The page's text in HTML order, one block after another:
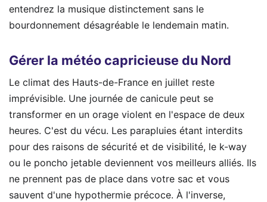
entendrez la musique distinctement sans le
bourdonnement désagréable le lendemain matin.
Gérer la météo capricieuse du Nord
Le climat des Hauts-de-France en juillet reste
imprévisible. Une journée de canicule peut se
transformer en un orage violent en l'espace de deux
heures. C'est du vécu. Les parapluies étant interdits
pour des raisons de sécurité et de visibilité, le k-way
ou le poncho jetable deviennent vos meilleurs alliés. Ils
ne prennent pas de place dans votre sac et vous
sauvent d'une hypothermie précoce. À l'inverse,